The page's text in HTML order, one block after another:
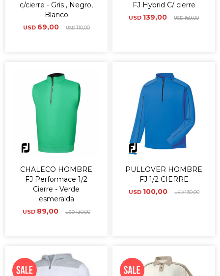
c/cierre - Gris , Negro,
Blanco
USD 69,00 USD110,00
FJ Hybrid C/ cierre
USD 139,00 USD169,00
CHALECO HOMBRE
FJ Performace 1/2
Cierre - Verde
esmeralda
USD 89,00 USD130,00
PULLOVER HOMBRE
FJ 1/2 CIERRE
USD 100,00 USD130,00